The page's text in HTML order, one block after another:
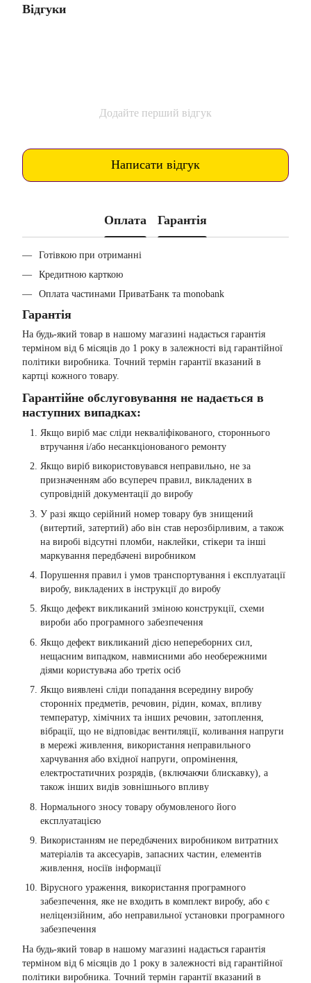
Відгуки
Додайте перший відгук
Написати відгук
Оплата Гарантія
Готівкою при отриманні
Кредитною карткою
Оплата частинами ПриватБанк та monobank
Гарантія
На будь-який товар в нашому магазині надається гарантія
терміном від 6 місяців до 1 року в залежності від гарантійної
політики виробника. Точний термін гарантії вказаний в
картці кожного товару.
Гарантійне обслуговування не надається в
наступних випадках:
Якщо виріб має сліди некваліфікованого, стороннього
втручання і/або несанкціонованого ремонту
Якщо виріб використовувався неправильно, не за
призначенням або всупереч правил, викладених в
супровідній документації до виробу
У разі якщо серійний номер товару був знищений
(витертий, затертий) або він став нерозбірливим, а також
на виробі відсутні пломби, наклейки, стікери та інші
маркування передбачені виробником
Порушення правил і умов транспортування і експлуатації
виробу, викладених в інструкції до виробу
Якщо дефект викликаний зміною конструкції, схеми
вироби або програмного забезпечення
Якщо дефект викликаний дією непереборних сил,
нещасним випадком, навмисними або необережними
діями користувача або третіх осіб
Якщо виявлені сліди попадання всередину виробу
сторонніх предметів, речовин, рідин, комах, впливу
температур, хімічних та інших речовин, затоплення,
вібрації, що не відповідає вентиляції, коливання напруги
в мережі живлення, використання неправильного
харчування або вхідної напруги, опромінення,
електростатичних розрядів, (включаючи блискавку), а
також інших видів зовнішнього впливу
Нормального зносу товару обумовленого його
експлуатацією
Використанням не передбачених виробником витратних
матеріалів та аксесуарів, запасних частин, елементів
живлення, носіїв інформації
Вірусного ураження, використання програмного
забезпечення, яке не входить в комплект виробу, або є
неліцензійним, або неправильної установки програмного
забезпечення
На будь-який товар в нашому магазині надається гарантія
терміном від 6 місяців до 1 року в залежності від гарантійної
політики виробника. Точний термін гарантії вказаний в